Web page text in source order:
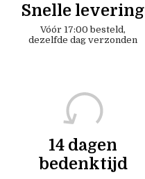
Snelle levering
Vóór 17:00 besteld,
dezelfde dag verzonden
14 dagen
bedenktijd